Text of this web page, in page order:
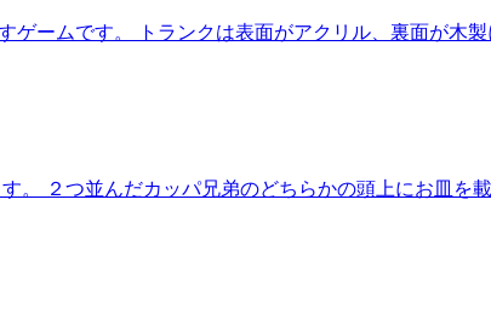
ームです。 トランクは表面がアクリル、裏面が木
２つ並んだカッパ兄弟のどちらかの頭上にお皿を